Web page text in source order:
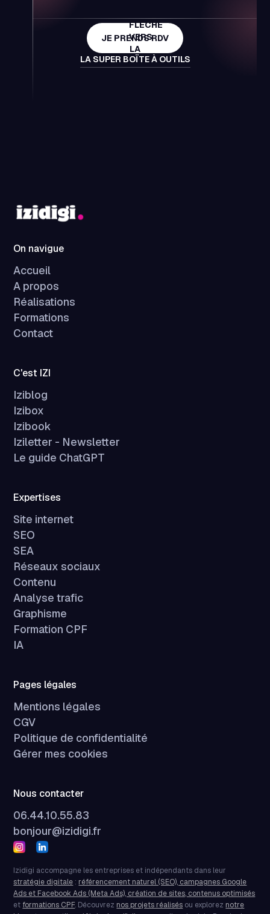
JE PRENDS RDV
LA SUPER BOÏTE À OUTILS
On navigue
Accueil
A propos
Réalisations
Formations
Contact
C'est IZI
Iziblog
Izibox
Izibook
Iziletter - Newsletter
Le guide ChatGPT
Expertises
Site internet
SEO
SEA
Réseaux sociaux
Contenu
Analyse trafic
Graphisme
Formation CPF
IA
Pages légales
Mentions légales
CGV
Politique de confidentialité
Gérer mes cookies
Nous contacter
06.44.10.55.83
bonjour@izidigi.fr
Izidigi accompagne les entreprises et indépendants dans leur
stratégie digitale : référencement naturel (SEO), campagnes Google
Ads et Facebook Ads (Meta Ads), création de sites, contenus optimisés
et formations CPF. Découvrez nos projets réalisés ou explorez notre